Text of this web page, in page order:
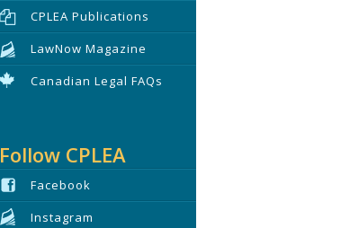
CPLEA Publications
LawNow Magazine
Canadian Legal FAQs
Follow CPLEA
Facebook
Instagram